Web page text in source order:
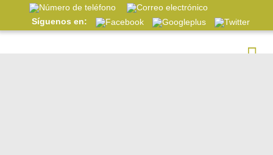
Síguenos en: